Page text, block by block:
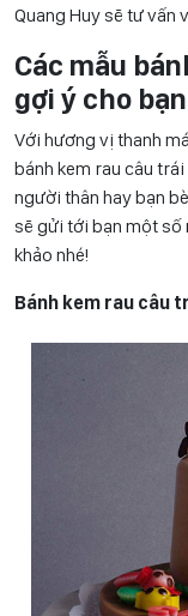
Quang Huy sẽ tư vấn
Các mẫu
gợi ý cho bạn
Với hương vị thanh
bánh kem rau câu
người thân hay bạn
sẽ gửi tới bạn một số
khảo nhé!
Bánh kem rau câu